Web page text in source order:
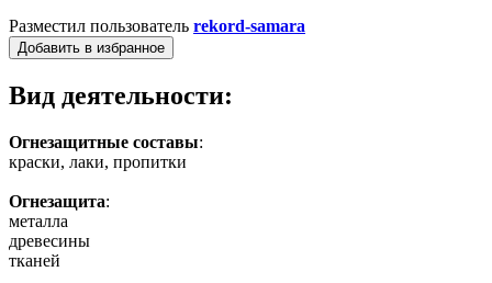
Разместил пользователь rekord-samara
Добавить в избранное
Вид деятельности:
Огнезащитные составы:
краски, лаки, пропитки
Огнезащита:
металла
древесины
тканей